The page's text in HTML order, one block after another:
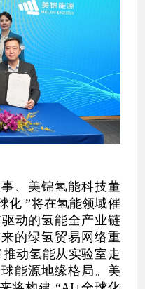
、美锦氢能科技董
化 ”将在氢能领域催
动的氢能全产业链
的绿氢贸易网络重
动氢能从实验室走
能源地缘格局。美